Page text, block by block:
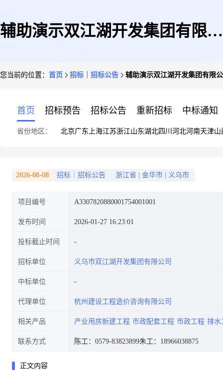
辅助演示双江湖开发集团有限公
您当前的位置： 首页 招标｜招标公告 辅助演示双江湖开发集团有限
首页 招标预告 招标公告 重新招标 中标通知
省份地区： 北京广东 上海江苏浙江山东湖北四川 河北河南天津山
2026-08-08 招标｜招标公告 浙江省 金华市 义乌市
项目编号 A3307820880001754001001
发布时间 2026-01-27 16:23:01
投标截止时间
招标单位 义乌市双江湖开发集团有限公司
中标单位
代理单位 杭州建设工程造价咨询有限公司
相关产品 产业用房新建工程 市政配套工程 市政工程 排水
联系方式 陈工：0579-83823899朱工：18966038875
正文内容